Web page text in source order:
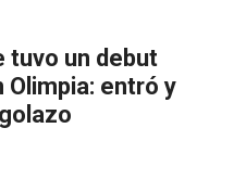
tuvo un debut
Olimpia: entró y